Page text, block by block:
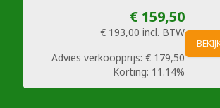
€ 159,50
€ 193,00 incl. BTW
Advies verkoopprijs: € 179,50
Korting: 11.14%